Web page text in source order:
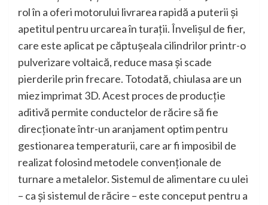
rol în a oferi motorului livrarea rapidă a puterii şi
apetitul pentru urcarea în turaţii. Învelişul de fier,
care este aplicat pe căptuşeala cilindrilor printr-o
pulverizare voltaică, reduce masa şi scade
pierderile prin frecare. Totodată, chiulasa are un
miez imprimat 3D. Acest proces de producţie
aditivă permite conductelor de răcire să fie
direcţionate într-un aranjament optim pentru
gestionarea temperaturii, care ar fi imposibil de
realizat folosind metodele convenţionale de
turnare a metalelor. Sistemul de alimentare cu ulei
– ca şi sistemul de răcire – este conceput pentru a